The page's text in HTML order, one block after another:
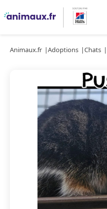
Animaux.fr Adoptions Chats